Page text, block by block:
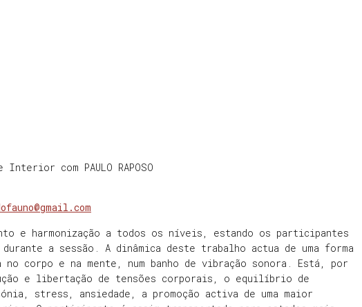
com PAULO RAPOSO
e harmonização a todos os níveis, estando os participantes
a sessão. A dinâmica deste trabalho actua de uma forma
no corpo e na mente, num banho de vibração sonora. Está, por
e libertação de tensões corporais, o equilíbrio de
stress, ansiedade, a promoção activa de uma maior